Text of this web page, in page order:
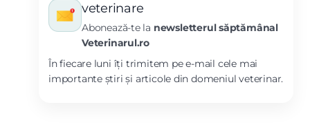
veterinare
Abonează-te la newsletterul săptămânal
Veterinarul.ro
În fiecare luni îți trimitem pe e-mail cele mai
importante știri și articole din domeniul veterinar.